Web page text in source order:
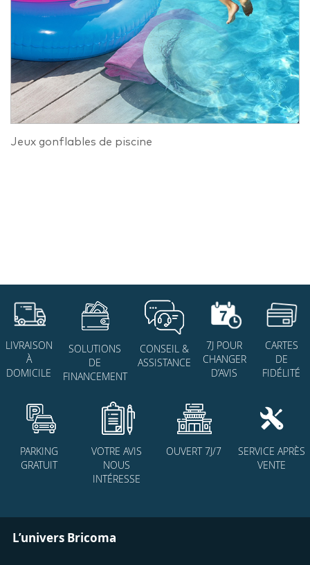
Jeux gonflables de piscine
LIVRAISON
À
DOMICILE
SOLUTIONS
DE
FINANCEMENT
CONSEIL &
ASSISTANCE
7J POUR
CHANGER
D’AVIS
CARTES
DE
FIDÉLITÉ
PARKING
GRATUIT
VOTRE AVIS
NOUS
INTÉRESSE
OUVERT 7J/7
SERVICE APRÈS
VENTE
L’univers Bricoma